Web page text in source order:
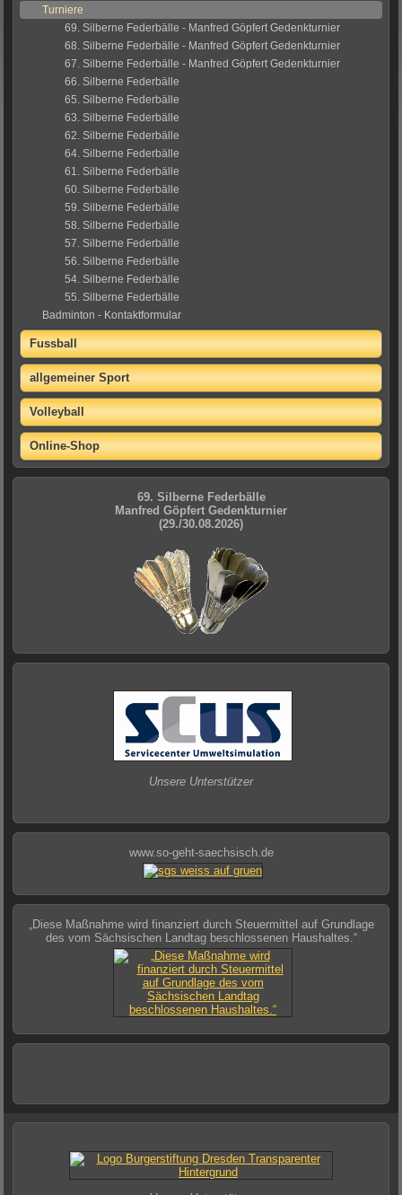
Turniere
69. Silberne Federbälle - Manfred Göpfert Gedenkturnier
68. Silberne Federbälle - Manfred Göpfert Gedenkturnier
67. Silberne Federbälle - Manfred Göpfert Gedenkturnier
66. Silberne Federbälle
65. Silberne Federbälle
63. Silberne Federbälle
62. Silberne Federbälle
64. Silberne Federbälle
61. Silberne Federbälle
60. Silberne Federbälle
59. Silberne Federbälle
58. Silberne Federbälle
57. Silberne Federbälle
56. Silberne Federbälle
54. Silberne Federbälle
55. Silberne Federbälle
Badminton - Kontaktformular
Fussball
allgemeiner Sport
Volleyball
Online-Shop
69. Silberne Federbälle
Manfred Göpfert Gedenkturnier
(29./30.08.2026)
Unsere Unterstützer
www.so-geht-saechsisch.de
„Diese Maßnahme wird finanziert durch Steuermittel auf Grundlage
des vom Sächsischen Landtag beschlossenen Haushaltes.“